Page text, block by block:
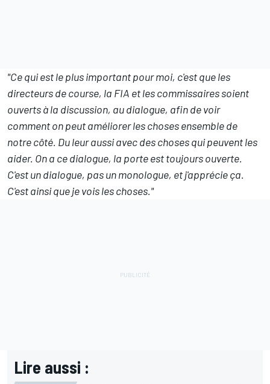
"Ce qui est le plus important pour moi, c'est que les
directeurs de course, la FIA et les commissaires soient
ouverts à la discussion, au dialogue, afin de voir
comment on peut améliorer les choses ensemble de
notre côté. Du leur aussi avec des choses qui peuvent les
aider. On a ce dialogue, la porte est toujours ouverte.
C'est un dialogue, pas un monologue, et j'apprécie ça.
C'est ainsi que je vois les choses."
Lire aussi :